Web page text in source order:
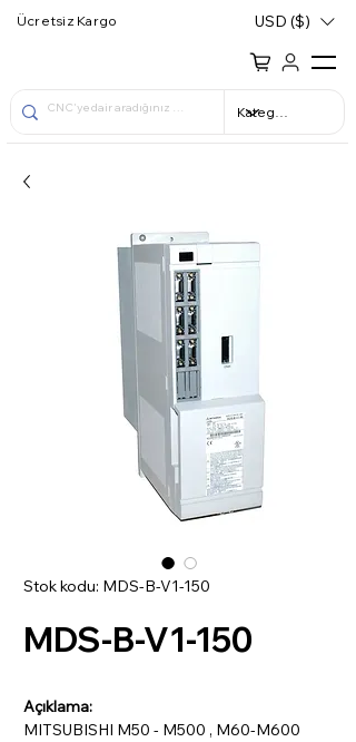
Ücretsiz Kargo USD ($)
Stok kodu: MDS-B-V1-150
MDS-B-V1-150
Açıklama:
MITSUBISHI M50 - M500 , M60-M600